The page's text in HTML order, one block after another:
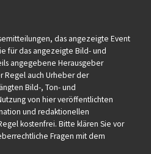
das angezeigte Event
für das angezeigte Bild- und
angegebene Herausgeber
Regel auch Urheber der
Bild-, Ton- und
von hier veröffentlichten
und redaktionellen
kostenfrei. Bitte klären Sie vor
Fragen mit dem